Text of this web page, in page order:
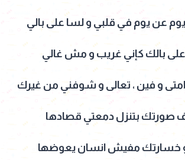
عن يوم في قلبي و لسا على بالي
بالك كإني غريب و مش غالي
و فين ، تعالى و شوفني من غيرك
بتنزل دمعتي قصادها
و خسارتك مفيش انسان يعوضها